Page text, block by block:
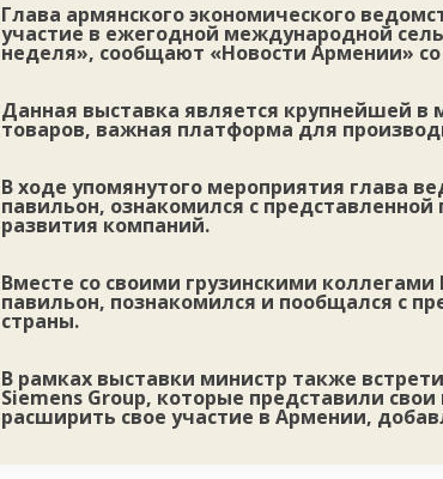
Глава армянского экономического
участие в ежегодной международной
неделя», сообщают «Новости Армении»
Данная выставка является крупнейшей в
товаров, важная платформа для
В ходе упомянутого мероприятия глава
павильон, ознакомился с
развития компаний.
Вместе со своими грузинскими
павильон, познакомился и пообщался с
страны.
В рамках выставки министр также
Siemens Group, которые представили
расширить свое участие в Армении,